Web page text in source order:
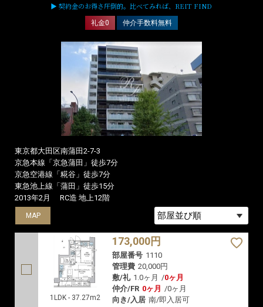
▶ 契約金のお得さ圧倒的。比べてみれば、REIT FIND
礼金0 仲介手数料無料
東京都大田区南蒲田2-7-3
京急本線「京急蒲田」徒歩7分
京急空港線「糀谷」徒歩7分
東急池上線「蒲田」徒歩15分
2013年2月
RC造 地上12階
MAP
1LDK - 37.27m2
173,000円
部屋番号 1110
管理費 20,000円
敷/礼 1.0ヶ月 /0ヶ月
仲介/FR 0ヶ月 /0ヶ月
向き/入居 南/即入居可